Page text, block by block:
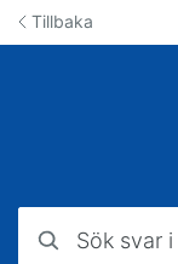
Hoppa till innehåll
Tillbaka